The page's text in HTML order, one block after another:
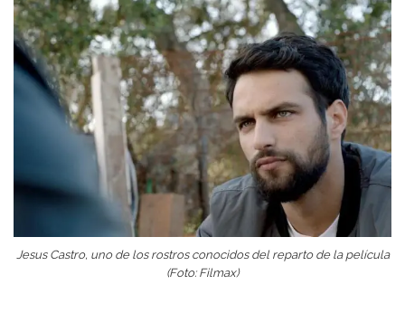
Jesus Castro, uno de los rostros conocidos del reparto de la película
(Foto: Filmax)